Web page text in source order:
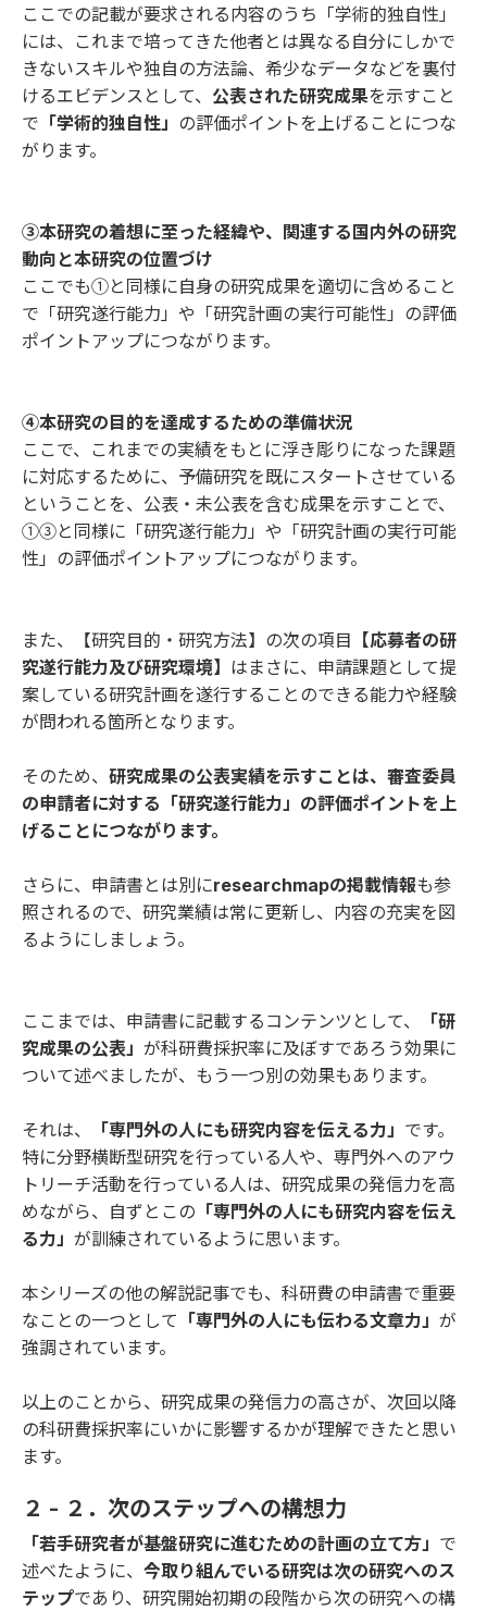
ここでの記載が要求される内容のうち「学術的独自性」
には、これまで培ってきた他者とは異なる自分にしかで
きないスキルや独自の方法論、希少なデータなどを裏付
けるエビデンスとして、 公表された研究成果を示すこと
で 「学術的独自性」 の評価ポイントを上げることにつな
がります。
③本研究の着想に至った経緯や、関連する国内外の研究
動向と本研究の位置づけ
ここでも①と同様に自身の研究成果を適切に含めること
で「研究遂行能力」や「研究計画の実行可能性」の評価
ポイントアップにつながります。
④本研究の目的を達成するための準備状況
ここで、これまでの実績をもとに浮き彫りになった課題
に対応するために、予備研究を既にスタートさせている
ということを、公表・未公表を含む成果を示すことで、
①③と同様に「研究遂行能力」や「研究計画の実行可能
性」の評価ポイントアップにつながります。
また、【研究目的・研究方法】の次の項目 【応募者の研
究遂行能力及び研究環境】 はまさに、申請課題として提
案している研究計画を遂行することのできる能力や経験
が問われる箇所となります。
そのため、 研究成果の公表実績を示すことは、審査委員
の申請者に対する「研究遂行能力」の評価ポイントを上
げることにつながります。
さらに、申請書とは別にresearchmapの掲載情報も参
照されるので、研究業績は常に更新し、内容の充実を図
るようにしましょう。
ここまでは、申請書に記載するコンテンツとして、
「研
究成果の公表」 が科研費採択率に及ぼすであろう効果に
ついて述べましたが、もう一つ別の効果もあります。
それは、 「専門外の人にも研究内容を伝える力」 です。
特に分野横断型研究を行っている人や、専門外へのアウ
トリーチ活動を行っている人は、研究成果の発信力を高
めながら、自ずとこの 「専門外の人にも研究内容を伝え
る力」 が訓練されているように思います。
本シリーズの他の解説記事でも、科研費の申請書で重要
なことの一つとして 「専門外の人にも伝わる文章力」 が
強調されています。
以上のことから、研究成果の発信力の高さが、次回以降
の科研費採択率にいかに影響するかが理解できたと思い
ます。
２ - ２．次のステップへの構想力
「若手研究者が基盤研究に進むための計画の立て方」 で
述べたように、 今取り組んでいる研究は次の研究へのス
テップであり、研究開始初期の段階から次の研究への構